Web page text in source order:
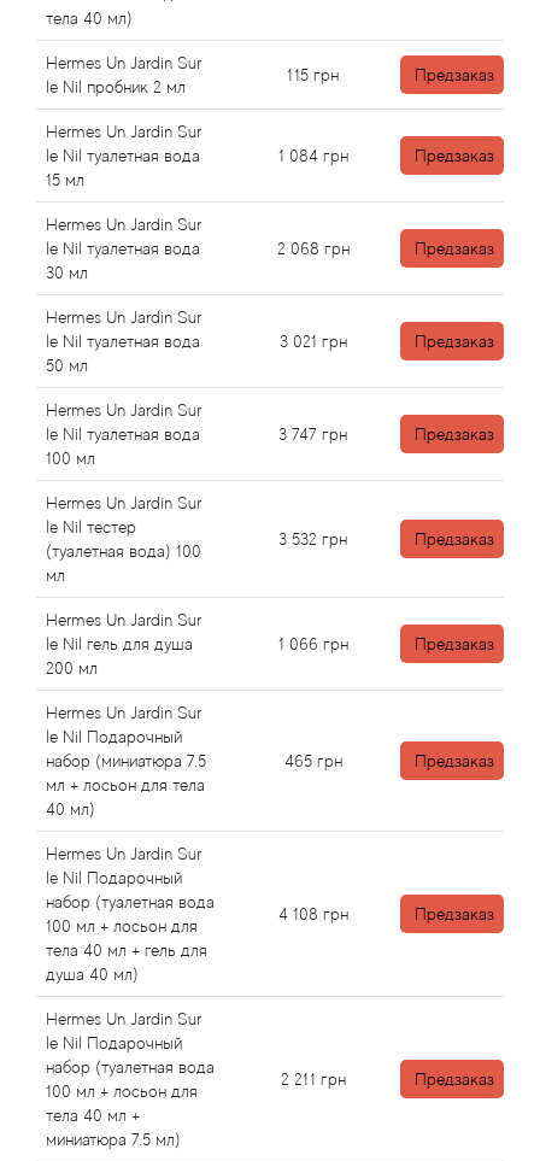
тела 40 мл)
Hermes Un Jardin Sur
le Nil пробник 2 мл
115 грн Предзаказ
Hermes Un Jardin Sur
le Nil туалетная вода
15 мл
1 084 грн Предзаказ
Hermes Un Jardin Sur
le Nil туалетная вода
30 мл
2 068 грн Предзаказ
Hermes Un Jardin Sur
le Nil туалетная вода
50 мл
3 021 грн Предзаказ
Hermes Un Jardin Sur
le Nil туалетная вода
100 мл
3 747 грн Предзаказ
Hermes Un Jardin Sur
le Nil тестер
(туалетная вода) 100
мл
3 532 грн Предзаказ
Hermes Un Jardin Sur
le Nil гель для душа
200 мл
1 066 грн Предзаказ
Hermes Un Jardin Sur
le Nil Подарочный
набор (миниатюра 7.5
мл + лосьон для тела
40 мл)
465 грн Предзаказ
Hermes Un Jardin Sur
le Nil Подарочный
набор (туалетная вода
100 мл + лосьон для
тела 40 мл + гель для
душа 40 мл)
4 108 грн Предзаказ
Hermes Un Jardin Sur
le Nil Подарочный
набор (туалетная вода
100 мл + лосьон для
тела 40 мл +
миниатюра 7.5 мл)
2 211 грн Предзаказ
Anima Mundi
Anna Sui
Annayake
Anne Fontaine
Antonia's Flowers
Antonio Banderas
Antonio Puig
Antonio Visconti
Aquolina
Arabesque Perfumes
Arabiyat
Aramis
Ariana Grande
Armaf
Armand Basi
Arrogance
Arte Profumi
ArteOlfatto